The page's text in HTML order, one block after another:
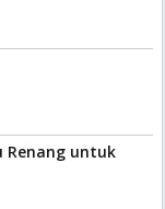
Renang untuk